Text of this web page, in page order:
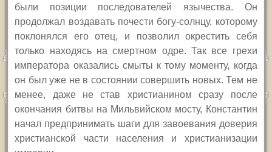
были позиции последователей язычества. Он
продолжал воздавать почести богу-солнцу, которому
поклонялся его отец, и позволил окрестить себя
только находясь на смертном одре. Так все грехи
императора оказались смыты к тому моменту, когда
он был уже не в состоянии совершить новых. Тем не
менее, даже не став христианином сразу после
окончания битвы на Мильвийском мосту, Константин
начал предпринимать шаги для завоевания доверия
христианской части населения и христианизации